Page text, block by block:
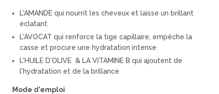
L'AMANDE qui nourrit les cheveux et laisse un brillant
éclatant
L'AVOCAT qui renforce la tige capillaire, empêche la
casse et procure une hydratation intense
L'HUILE D'OLIVE & LA VITAMINE B qui ajoutent de
l'hydratation et de la brillance
Mode d'emploi